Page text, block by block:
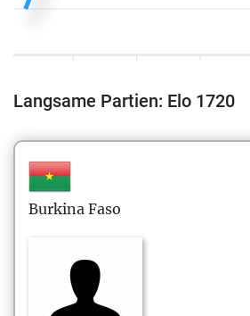
Langsame Partien: Elo 1720
Burkina Faso